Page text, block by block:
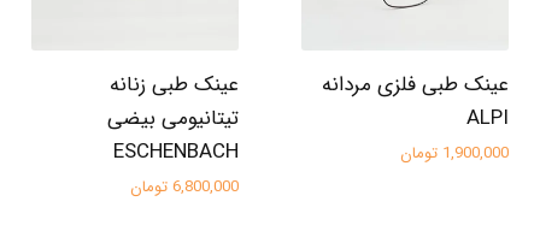
عینک طبی فلزی مردانه
ALPI
1,900,000 تومان
عینک طبی زنانه
تیتانیومی بیضی
ESCHENBACH
6,800,000 تومان